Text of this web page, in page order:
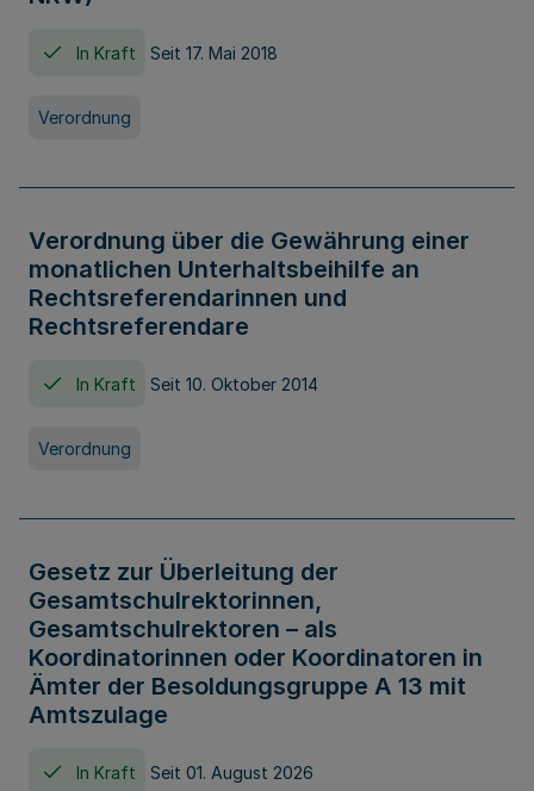
In Kraft Seit 17. Mai 2018
Verordnung
Verordnung über die Gewährung einer
monatlichen Unterhaltsbeihilfe an
Rechtsreferendarinnen und
Rechtsreferendare
In Kraft Seit 10. Oktober 2014
Verordnung
Gesetz zur Überleitung der
Gesamtschulrektorinnen,
Gesamtschulrektoren – als
Koordinatorinnen oder Koordinatoren in
Ämter der Besoldungsgruppe A 13 mit
Amtszulage
In Kraft Seit 01. August 2026